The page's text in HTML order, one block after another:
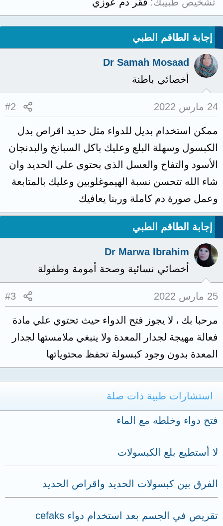
إجابة الطاقم الطبي
Dr Samah Mosaad
أخصائي باطنة
24 مارس 2022 #2
ممكن استخدام بديل للدواء مثل حديد اقراص بدل
الكبسول وسهلة البلع وعليك باكل السبانخ والبدنجان
الأسود والتفاح والعسل الذى بحتوى على الحديد وان
شاء الله تتحسن نسبة الهيموغلوبين وعليك بالمتابعة
وعمل صورة دم كاملة وربنا يعافيك
إجابة الطاقم الطبي
Dr Marwa Ibrahim
أخصائي نسائية وصحة أمومة وطفولة
25 مارس 2022 #3
مرحبا بك ، لا يجوز فتح الدواء حيث تحتوي علي مادة
فعالة مهيجة لجدار المعدة ولا ينبغي ملامستها لجدار
المعدة بدون وجود كبسولة تحفظ محتوياتها
استشارات طبية ذات صلة
فتح دواء وخلطه مع الماء
لا أستطيع بلع الكبسولات
الفرق بين كبسولات الحديد واقراص الحديد
تقريص في الجسم بعد استخدام دواء cefaks